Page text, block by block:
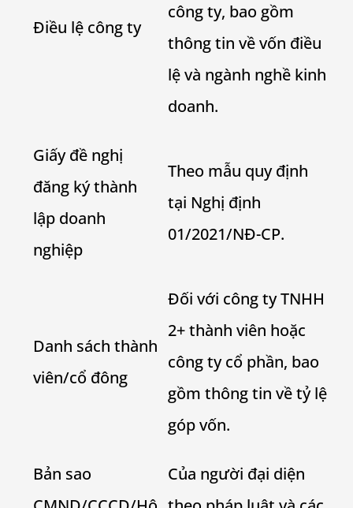
Điều lệ công ty
công ty, bao gồm
thông tin về vốn điều
lệ và ngành nghề kinh
doanh.
Giấy đề nghị
đăng ký thành
lập doanh
nghiệp
Theo mẫu quy định
tại Nghị định
01/2021/NĐ-CP.
Danh sách thành
viên/cổ đông
Đối với công ty TNHH
2+ thành viên hoặc
công ty cổ phần, bao
gồm thông tin về tỷ lệ
góp vốn.
Bản sao
Của người đại diện